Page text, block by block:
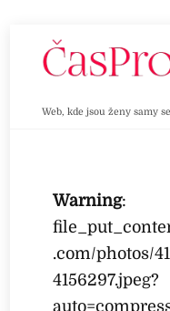
Web, kde jsou ženy samy
Warning:
.com/photos/
4156297.jpeg?